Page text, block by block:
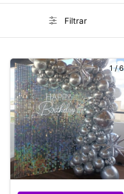
Filtrar
1/6